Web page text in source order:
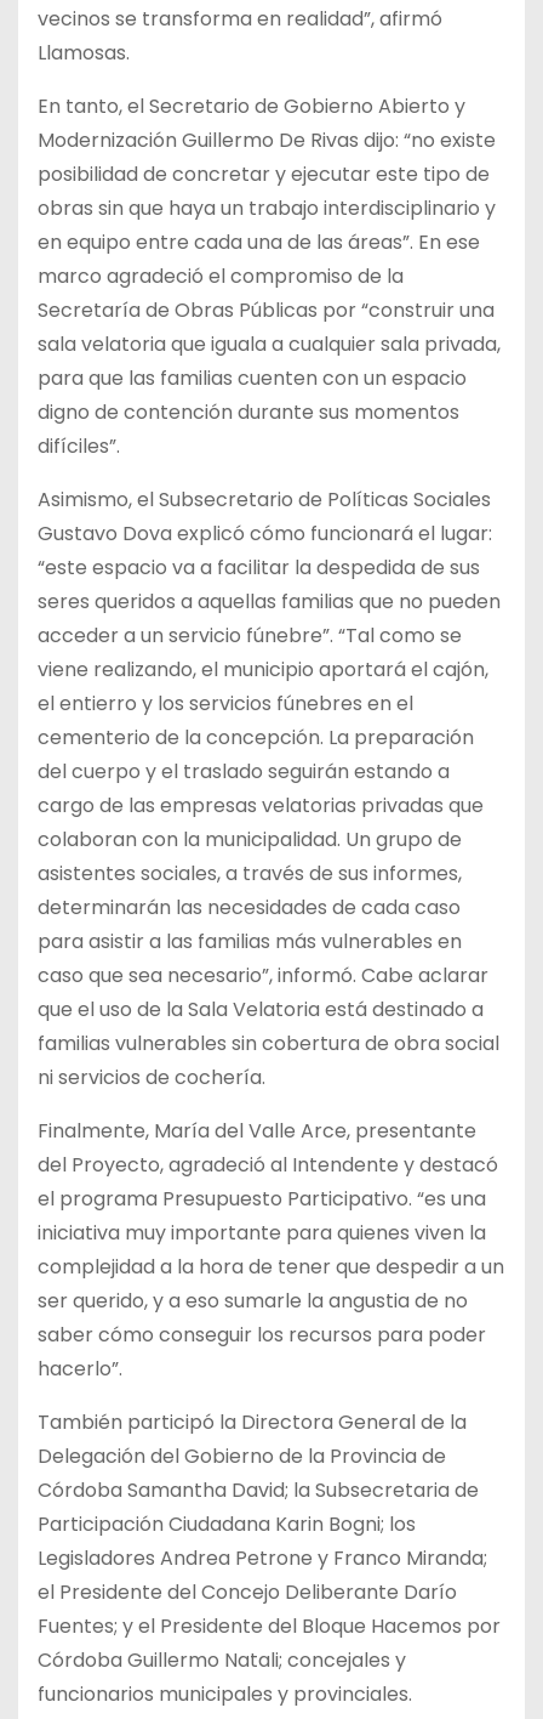
vecinos se transforma en realidad”, afirmó
Llamosas.
En tanto, el Secretario de Gobierno Abierto y
Modernización Guillermo De Rivas dijo: “no existe
posibilidad de concretar y ejecutar este tipo de
obras sin que haya un trabajo interdisciplinario y
en equipo entre cada una de las áreas”. En ese
marco agradeció el compromiso de la
Secretaría de Obras Públicas por “construir una
sala velatoria que iguala a cualquier sala privada,
para que las familias cuenten con un espacio
digno de contención durante sus momentos
difíciles”.
Asimismo, el Subsecretario de Políticas Sociales
Gustavo Dova explicó cómo funcionará el lugar:
“este espacio va a facilitar la despedida de sus
seres queridos a aquellas familias que no pueden
acceder a un servicio fúnebre”. “Tal como se
viene realizando, el municipio aportará el cajón,
el entierro y los servicios fúnebres en el
cementerio de la concepción. La preparación
del cuerpo y el traslado seguirán estando a
cargo de las empresas velatorias privadas que
colaboran con la municipalidad. Un grupo de
asistentes sociales, a través de sus informes,
determinarán las necesidades de cada caso
para asistir a las familias más vulnerables en
caso que sea necesario”, informó. Cabe aclarar
que el uso de la Sala Velatoria está destinado a
familias vulnerables sin cobertura de obra social
ni servicios de cochería.
Finalmente, María del Valle Arce, presentante
del Proyecto, agradeció al Intendente y destacó
el programa Presupuesto Participativo. “es una
iniciativa muy importante para quienes viven la
complejidad a la hora de tener que despedir a un
ser querido, y a eso sumarle la angustia de no
saber cómo conseguir los recursos para poder
hacerlo”.
También participó la Directora General de la
Delegación del Gobierno de la Provincia de
Córdoba Samantha David; la Subsecretaria de
Participación Ciudadana Karin Bogni; los
Legisladores Andrea Petrone y Franco Miranda;
el Presidente del Concejo Deliberante Darío
Fuentes; y el Presidente del Bloque Hacemos por
Córdoba Guillermo Natali; concejales y
funcionarios municipales y provinciales.